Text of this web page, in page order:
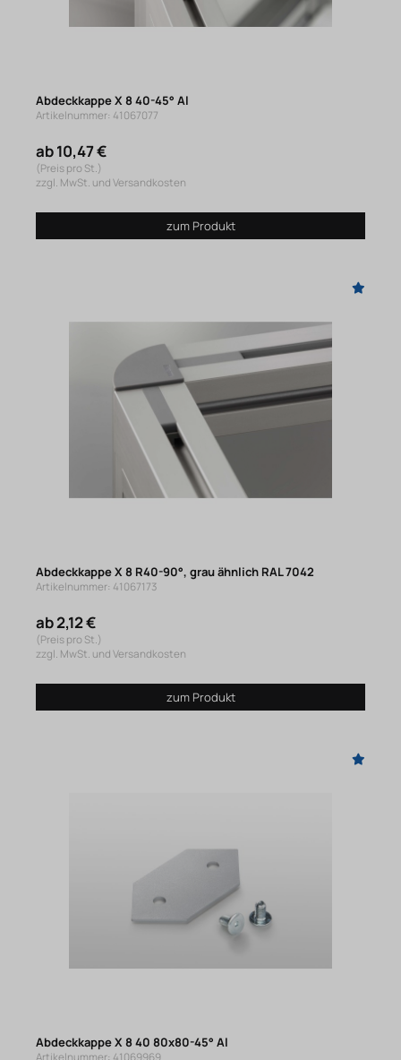
Abdeckkappe X 8 40-45° Al
Artikelnummer: 41067077
ab 10,47 €
(Preis pro St.)
zzgl. MwSt. und Versandkosten
zum Produkt
Abdeckkappe X 8 R40-90°, grau ähnlich RAL 7042
Artikelnummer: 41067173
ab 2,12 €
(Preis pro St.)
zzgl. MwSt. und Versandkosten
zum Produkt
Abdeckkappe X 8 40 80x80-45° Al